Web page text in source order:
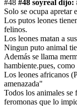
#48 #48 soyreal dijo:
Solo se ocupa apretar
Los putos leones
felinos.
Los leones matan a
Ningun puto animal
Además se llama
hambiente.pues, como
Los leones africanos
amenazada"
Todos los animales se
feromonas que lo